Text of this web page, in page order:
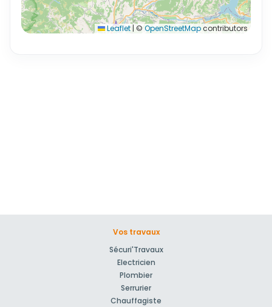
Leaflet | © OpenStreetMapcontributors
Vos travaux
Sécuri'Travaux
Electricien
Plombier
Serrurier
Chauffagiste